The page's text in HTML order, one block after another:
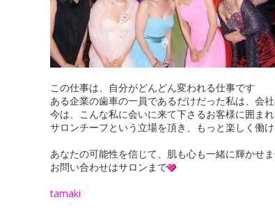
この仕事は、自分がどんどん変われる仕事です
ある企業の歯車の一員であるだけだった私は、会
今は、こんな私に会いに来て下さるお客様に囲ま
サロンチーフという立場を頂き、もっと楽しく働
あなたの可能性を信じて、肌も心も一緒に輝かせ
お問い合わせはサロンまで
tamaki